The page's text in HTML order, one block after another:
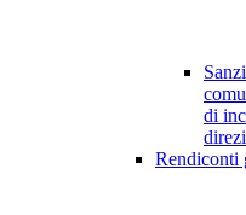
di
Rendiconti